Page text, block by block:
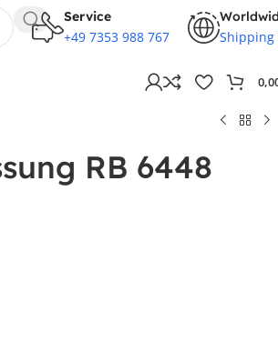
Service
+49 7353 988 767 Shipping
RB 6448